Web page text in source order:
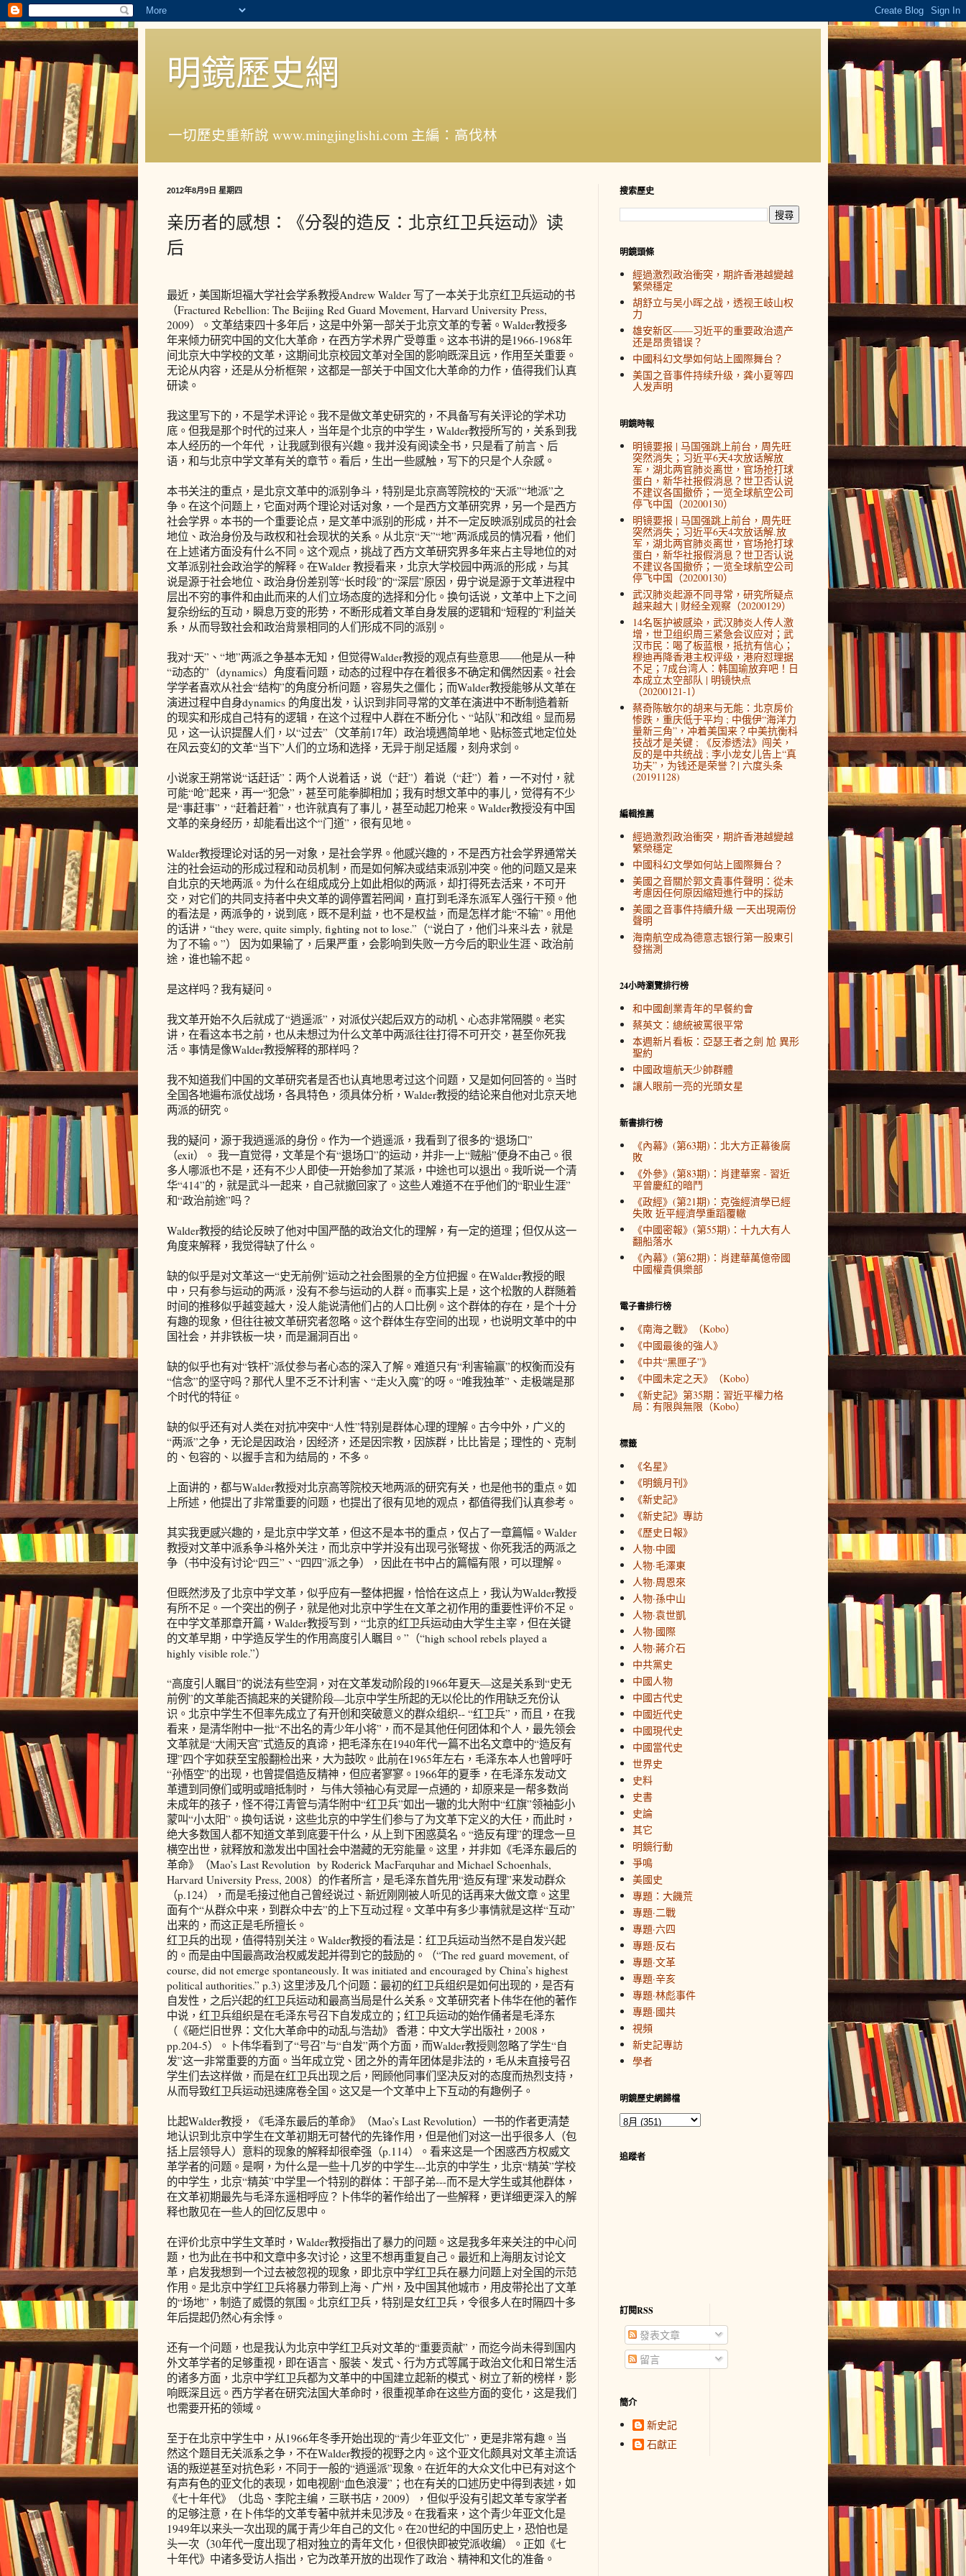
明鏡歷史網
一切歷史重新說 www.mingjinglishi.com 主編：高伐林
2012年8月9日 星期四
亲历者的感想：《分裂的造反：北京红卫兵运动》读
后
最近，美国斯坦福大学社会学系教授Andrew Walder 写了一本关于北京红卫兵运动的书
（Fractured Rebellion: The Beijing Red Guard Movement, Harvard University Press,
2009）。文革结束四十多年后，这是中外第一部关于北京文革的专著。Walder教授多
年来倾力研究中国的文化大革命，在西方学术界广受尊重。这本书讲的是1966-1968年
间北京大中学校的文革，这期间北京校园文革对全国的影响既深且远，作用至关重要。
无论从内容，还是从分析框架，这都是一部关于中国文化大革命的力作，值得我们认真
研读。
我这里写下的，不是学术评论。我不是做文革史研究的，不具备写有关评论的学术功
底。但我是那个时代的过来人，当年是个北京的中学生，Walder教授所写的，关系到我
本人经历的一个年代 ，让我感到很有兴趣。我并没有阅读全书，只是看了前言、后
语，和与北京中学文革有关的章节。看后，生出一些感触，写下的只是个人杂感。
本书关注的重点，是北京文革中的派别争斗，特别是北京高等院校的“天派”“地派”之
争。在这个问题上，它面对两个理论对话对象，一个是西方文革研究界，另一个是西方
社会学界。本书的一个重要论点，是文革中派别的形成，并不一定反映派别成员的社会
地位、政治身份及与政权和社会现状的关系。从北京“天”“地”两派成员的情况看，他们
在上述诸方面没有什么不同。这个观点，挑战了西方文革研究界多年来占主导地位的对
文革派别社会政治学的解释。在Walder 教授看来，北京大学校园中两派的形成，与其
说是源于社会地位、政治身份差别等“长时段”的“深层”原因，毋宁说是源于文革进程中
层出不穷的事件和由此而来的人们立场态度的选择和分化。换句话说，文革中上下之间
复杂纷纭的互动，瞬息万变的形势，不断形成着文革自身发展的逻辑和“短程的”利益关
系，从而导致社会和政治背景相同的人们形成不同的派别。
我对“天”、“地”两派之争基本无知，但觉得Walder教授的观点有些意思——他是从一种
“动态的”（dynamics）角度看问题，动态的过程中存在着很多不确定和偶然因素。社会
学学者喜欢从社会“结构”的角度分析问题，容易失之僵化；而Walder教授能够从文革在
演进过程中自身dynamics 的角度出发，认识到非同寻常的文革在演进中不断制造着新
的现实和形成自己特有的逻辑，在这个过程中人群在不断分化、“站队”和改组。显而易
见，这一认识提醒人们，以“过去”（文革前17年）政治境遇简单地、贴标签式地定位处
在风云变幻的文革“当下”人们的立场和选择，无异于削足适履，刻舟求剑。
小说家王朔常说“话赶话”：两个人说着话，说（“赶”）着说（“赶”）着，一不对付，就
可能“呛”起来，再一“犯急”，甚至可能拳脚相加；我有时想文革中的事儿，觉得有不少
是“事赶事”，“赶着赶着”，也许就真有了事儿，甚至动起刀枪来。Walder教授没有中国
文革的亲身经历，却能看出这个“门道”，很有见地。
Walder教授理论对话的另一对象，是社会学界。他感兴趣的，不是西方社会学界通常关
注的社会运动的形成过程和动员机制，而是如何解决或结束派别冲突。他的问题又是来
自北京的天地两派。为什么在组成成分上如此相似的两派，却打得死去活来，不可开
交，对它们的共同支持者中央文革的调停置若罔闻，直打到毛泽东派军人强行干预。他
的看法是，两派争的，说到底，既不是利益，也不是权益，而是怎样才能“不输”。用他
的话讲，“they were, quite simply, fighting not to lose.”（“说白了，他们斗来斗去，就是
为了不输。”） 因为如果输了，后果严重，会影响到失败一方今后的职业生涯、政治前
途，谁也输不起。
是这样吗？我有疑问。
我文革开始不久后就成了“逍遥派”，对派仗兴起后双方的动机、心态非常隔膜。老实
讲，在看这本书之前，也从未想过为什么文革中两派往往打得不可开交，甚至你死我
活。事情是像Walder教授解释的那样吗？
我不知道我们中国的文革研究者是否也认真地思考过这个问题，又是如何回答的。当时
全国各地遍布派仗战场，各具特色，须具体分析，Walder教授的结论来自他对北京天地
两派的研究。
我的疑问，源于我逍遥派的身份。作为一个逍遥派，我看到了很多的“退场口”
（exit）。 我一直觉得，文革是个有“退场口”的运动，并非一上“贼船”便身不由己。很
多人哪派也不是，还有不少人即使一开始参加了某派，中途也可以退出。我听说一个清
华“414”的，就是武斗一起来，自己就撤回家了。这些人难道不在乎他们的“职业生涯”
和“政治前途”吗？
Walder教授的结论反映了他对中国严酷的政治文化的理解，有一定的道理；但仅从这一
角度来解释，我觉得缺了什么。
缺的似乎是对文革这一“史无前例”运动之社会图景的全方位把握。在Walder教授的眼
中，只有参与运动的两派，没有不参与运动的人群。而事实上是，这个松散的人群随着
时间的推移似乎越变越大，没人能说清他们占的人口比例。这个群体的存在，是个十分
有趣的现象，但往往被文革研究者忽略。这个群体生存空间的出现，也说明文革中的中
国社会，并非铁板一块，而是漏洞百出。
缺的似乎也有对“铁杆”派仗参与者心态的深入了解。难道只有“利害输赢”的权衡而没有
“信念”的坚守吗？那代人里不乏不计利害、“走火入魔”的呀。“唯我独革”、走极端是那
个时代的特征。
缺的似乎还有对人类在对抗冲突中“人性”特别是群体心理的理解。古今中外，广义的
“两派”之争，无论是因政治，因经济，还是因宗教，因族群，比比皆是；理性的、克制
的、包容的、以握手言和为结局的，不多。
上面讲的，都与Walder教授对北京高等院校天地两派的研究有关，也是他书的重点。如
上所述，他提出了非常重要的问题，也提出了很有见地的观点，都值得我们认真参考。
其实我更感兴趣的，是北京中学文革，但这不是本书的重点，仅占了一章篇幅。Walder
教授对文革中派系争斗格外关注，而北京中学并没有出现弓张弩拔、你死我活的两派之
争（书中没有讨论“四三”、“四四”派之争），因此在书中占的篇幅有限，可以理解。
但既然涉及了北京中学文革，似乎应有一整体把握，恰恰在这点上，我认为Walder教授
有所不足。一个突出的例子，就是他对北京中学生在文革之初作用的重要性评价不足。
在中学文革那章开篇，Walder教授写到，“北京的红卫兵运动由大学生主宰，但在关键
的文革早期，中学造反学生的作用高度引人瞩目。”（“high school rebels played a
highly visible role.”）
“高度引人瞩目”的说法有些空洞，对在文革发动阶段的1966年夏天—这是关系到“史无
前例”的文革能否搞起来的关键阶段—北京中学生所起的无以伦比的作用缺乏充份认
识。北京中学生不但率先成立了有开创和突破意义的群众组织-- “红卫兵”，而且，在我
看来，是清华附中一批“不出名的青少年小将”，而不是其他任何团体和个人，最先领会
文革就是“大闹天宫”式造反的真谛，把毛泽东在1940年代一篇不出名文章中的“造反有
理”四个字如获至宝般翻检出来，大为鼓吹。此前在1965年左右，毛泽东本人也曾呼吁
“孙悟空”的出现，也曾提倡造反精神，但应者寥寥。1966年的夏季，在毛泽东发动文
革遭到同僚们或明或暗抵制时， 与伟大领袖心有灵犀一点通的，却原来是一帮多数尚
未成年的孩子，怪不得江青管与清华附中“红卫兵”如出一辙的北大附中“红旗”领袖彭小
蒙叫“小太阳”。换句话说，这些北京的中学生们参与了为文革下定义的大任，而此时，
绝大多数国人都不知道文革到底要干什么，从上到下困惑莫名。“造反有理”的理念一旦
横空出世，就释放和激发出中国社会中潜藏的无穷能量。这里，并非如《毛泽东最后的
革命》（Mao’s Last Revolution by Roderick MacFarquhar and Michael Schoenhals,
Harvard University Press, 2008）的作者所言，是毛泽东首先用“造反有理”来发动群众
（p.124），而是毛接过他自己曾经说过、新近刚刚被人听见的话再来大做文章。这里
面有个“从群众中来，到群众中去”的上下互动过程。文革中有多少事情就是这样“互动”
出来的，而这正是毛所擅长。
红卫兵的出现，值得特别关注。Walder教授的看法是：红卫兵运动当然不是自发兴起
的。而是由中国最高政治权威发起并得到它的鼓励的。（“The red guard movement, of
course, did not emerge spontaneously. It was initiated and encouraged by China’s highest
political authorities.” p.3) 这里涉及几个问题：最初的红卫兵组织是如何出现的，是否有
自发性，之后兴起的红卫兵运动和最高当局是什么关系。文革研究者卜伟华在他的著作
中说，红卫兵组织是在毛泽东号召下自发成立的；红卫兵运动的始作俑者是毛泽东
（《砸烂旧世界：文化大革命中的动乱与浩劫》 香港：中文大学出版社，2008，
pp.204-5）。卜伟华看到了“号召”与“自发”两个方面，而Walder教授则忽略了学生“自
发”这一非常重要的方面。当年成立党、团之外的青年团体是非法的，毛从未直接号召
学生们去这样做，而是在红卫兵出现之后，罔顾他同事们坚决反对的态度而热烈支持，
从而导致红卫兵运动迅速席卷全国。这又是一个文革中上下互动的有趣例子。
比起Walder教授，《毛泽东最后的革命》（Mao’s Last Revolution）一书的作者更清楚
地认识到北京中学生在文革初期无可替代的先锋作用，但是他们对这一出乎很多人（包
括上层领导人）意料的现象的解释却很牵强（p.114）。看来这是一个困惑西方权威文
革学者的问题。是啊，为什么是一些十几岁的中学生---北京的中学生，北京“精英”学校
的中学生，北京“精英”中学里一个特别的群体：干部子弟---而不是大学生或其他群体，
在文革初期最先与毛泽东遥相呼应？卜伟华的著作给出了一些解释，更详细更深入的解
释也散见在一些人的回忆反思中。
在评价北京中学生文革时，Walder教授指出了暴力的问题。这是我多年来关注的中心问
题，也为此在书中和文章中多次讨论，这里不想再重复自己。最近和上海朋友讨论文
革，启发我想到一个过去被忽视的现象，即北京中学红卫兵在暴力问题上对全国的示范
作用。是北京中学红卫兵将暴力带到上海、广州，及中国其他城市，用皮带抡出了文革
的“场地”，制造了威慑的氛围。北京红卫兵，特别是女红卫兵，令很多人在时隔四十多
年后提起仍然心有余悸。
还有一个问题，也是我认为北京中学红卫兵对文革的“重要贡献”，而迄今尚未得到国内
外文革学者的足够重视，即在语言、服装、发式、行为方式等属于政治文化和日常生活
的诸多方面，北京中学红卫兵都为文革中的中国建立起新的模式、树立了新的榜样，影
响既深且远。西方学者在研究法国大革命时，很重视革命在这些方面的变化，这是我们
也需要开拓的领域。
至于在北京中学生中，从1966年冬季开始出现的“青少年亚文化”，更是非常有趣。当
然这个题目无关派系之争，不在Walder教授的视野之内。这个亚文化颇具对文革主流话
语的叛逆甚至对抗色彩，不同于一般的“逍遥派”现象。在近年的大众文化中已有对这个
有声有色的亚文化的表现，如电视剧“血色浪漫”；也在有关的口述历史中得到表述，如
《七十年代》（北岛、李陀主编，三联书店，2009），但似乎没有引起文革专家学者
的足够注意，在卜伟华的文革专著中就并未见涉及。在我看来，这个青少年亚文化是
1949年以来头一次出现的属于青少年自己的文化。在20世纪的中国历史上，恐怕也是
头一次（30年代一度出现了相对独立的青年文化，但很快即被党派收编）。正如《七
十年代》中诸多受访人指出，它为改革开放的出现作了政治、精神和文化的准备。
搜索歷史
明鏡頭條
經過激烈政治衝突，期許香港越變越
繁榮穩定
胡舒立与吴小晖之战，透视王岐山权
力
雄安新区——习近平的重要政治遗产
还是昂贵错误？
中國科幻文學如何站上國際舞台？
美国之音事件持续升级，龚小夏等四
人发声明
明鏡時報
明镜要报 | 马国强跳上前台，周先旺
突然消失；习近平6天4次放话解放
军，湖北两官肺炎离世，官场抢打球
蛋白，新华社报假消息？世卫否认说
不建议各国撤侨；一览全球航空公司
停飞中国（20200130）
明镜要报 | 马国强跳上前台，周先旺
突然消失；习近平6天4次放话解.放
军，湖北两官肺炎离世，官场抢打球
蛋白，新华社报假消息？世卫否认说
不建议各国撤侨；一览全球航空公司
停飞中国（20200130）
武汉肺炎起源不同寻常，研究所疑点
越来越大 | 财经全观察（20200129）
14名医护被感染，武汉肺炎人传人激
增，世卫组织周三紧急会议应对；武
汉市民：喝了板蓝根，抵抗有信心；
穆迪再降香港主权评级，港府怼理据
不足；7成台湾人：韩国瑜放弃吧！日
本成立太空部队 | 明镜快点
（20200121-1）
蔡奇陈敏尔的胡来与无能：北京房价
惨跌，重庆低于平均 ; 中俄伊“海洋力
量新三角”，冲着美国来？中美抗衡科
技战才是关键 ; 《反渗透法》闯关，
反的是中共统战 ; 李小龙女儿告上“真
功夫”，为钱还是荣誉？| 六度头条
(20191128)
編輯推薦
經過激烈政治衝突，期許香港越變越
繁榮穩定
中國科幻文學如何站上國際舞台？
美國之音關於郭文貴事件聲明：從未
考慮因任何原因縮短進行中的採訪
美國之音事件持續升級 一天出現兩份
聲明
海南航空成為德意志银行第一股東引
發揣測
24小時瀏覽排行榜
和中國創業青年的早餐約會
蔡英文：總統被罵很平常
本週新片看板：亞瑟王者之劍 尬 異形
聖約
中國政壇航天少帥群體
讓人眼前一亮的光頭女星
新書排行榜
《內幕》(第63期)：北大方正幕後腐
敗
《外參》(第83期)：肖建華案 - 習近
平曾慶紅的暗鬥
《政經》(第21期)：克強經濟學已經
失敗 近平經濟學重蹈覆轍
《中國密報》(第55期)：十九大有人
翻船落水
《內幕》(第62期)：肖建華萬億帝國
中國權貴俱樂部
電子書排行榜
《南海之戰》（Kobo）
《中國最後的強人》
《中共“黑匣子”》
《中國未定之天》（Kobo）
《新史記》第35期：習近平權力格
局：有限與無限（Kobo）
標籤
《名星》
《明鏡月刊》
《新史記》
《新史記》專訪
《歷史日報》
人物·中國
人物·毛澤東
人物·周恩來
人物·孫中山
人物·袁世凱
人物·國際
人物·蔣介石
中共黨史
中國人物
中國古代史
中國近代史
中國現代史
中國當代史
世界史
史料
史書
史論
其它
明鏡行動
爭鳴
美國史
專題：大饑荒
專題·二戰
專題·六四
專題·反右
專題·文革
專題·辛亥
專題·林彪事件
專題·國共
視頻
新史記專訪
學者
明鏡歷史網歸檔
追蹤者
訂閱RSS
發表文章
留言
簡介
新史記
石獻正